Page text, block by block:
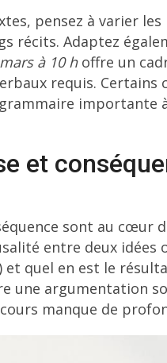
pensez à varier
récits. Adaptez
à 10 hoffre un
requis. Certains
importante
et
sont au cœur
entre deux idées
quel en est le
une argumentation
manque de